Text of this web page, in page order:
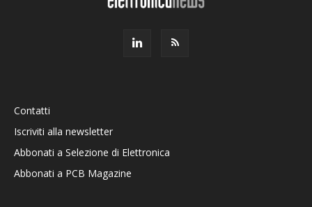
Contatti
Iscriviti alla newsletter
Abbonati a Selezione di Elettronica
Abbonati a PCB Magazine